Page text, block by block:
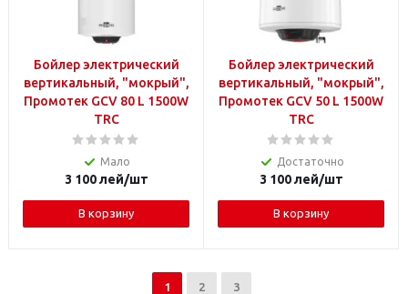
Бойлер электрический
вертикальный, "мокрый",
Промотек GCV 80 L 1500W
TRC
Мало
3 100лей/шт
В корзину
Бойлер электрический
вертикальный, "мокрый",
Промотек GCV 50 L 1500W
TRC
Достаточно
3 100лей/шт
В корзину
1 2 3